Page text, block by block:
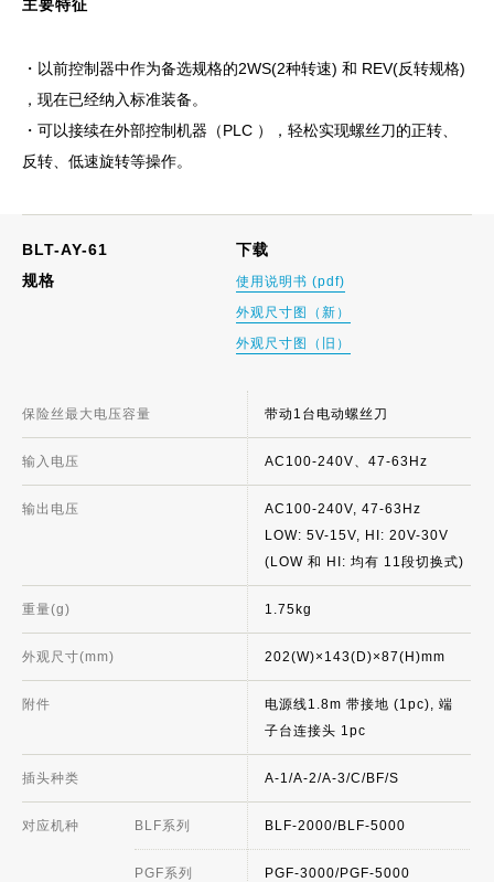
主要特征
・以前控制器中作为备选规格的2WS(2种转速) 和 REV(反转规格)
，现在已经纳入标准装备。
・可以接续在外部控制机器（PLC ），轻松实现螺丝刀的正转、
反转、低速旋转等操作。
BLT-AY-61
规格
下载
使用说明书 (pdf)
外观尺寸图（新）
外观尺寸图（旧）
保险丝最大电压容量
输入电压
输出电压
重量(g)
外观尺寸(mm)
附件
插头种类
对应机种 BLF系列
PGF系列
带动1台电动螺丝刀
AC100-240V、47-63Hz
AC100-240V, 47-63Hz
LOW: 5V-15V, HI: 20V-30V
(LOW 和 HI: 均有 11段切换式)
1.75kg
202(W)×143(D)×87(H)mm
电源线1.8m 带接地 (1pc), 端
子台连接头 1pc
A-1/A-2/A-3/C/BF/S
BLF-2000/BLF-5000
PGF-3000/PGF-5000